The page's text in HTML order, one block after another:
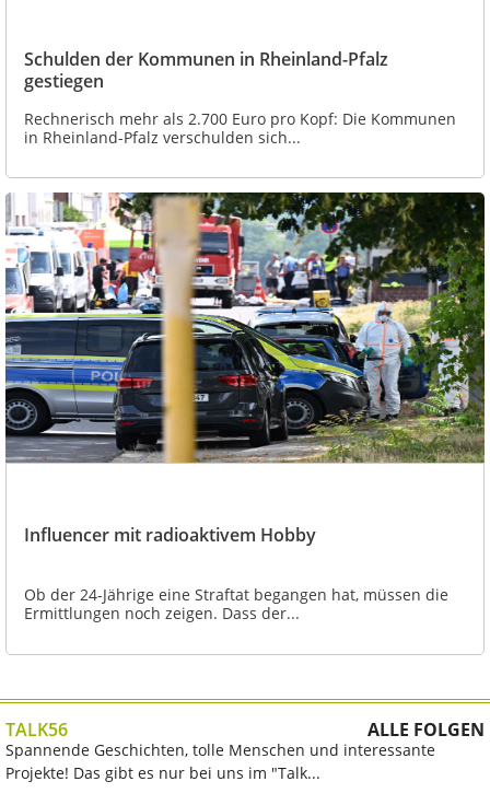
Schulden der Kommunen in Rheinland-Pfalz
gestiegen
Rechnerisch mehr als 2.700 Euro pro Kopf: Die Kommunen
in Rheinland-Pfalz verschulden sich...
Influencer mit radioaktivem Hobby
Ob der 24-Jährige eine Straftat begangen hat, müssen die
Ermittlungen noch zeigen. Dass der...
TALK56 ALLE FOLGEN
Spannende Geschichten, tolle Menschen und interessante
Projekte! Das gibt es nur bei uns im "Talk...